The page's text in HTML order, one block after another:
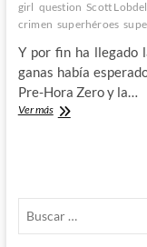
2º
parte
girl question Scott
crimen superhéroes
Y por fin ha llegado
ganas había
Pre-Hora Zero y la…
Ver más¡La
aqui!
–